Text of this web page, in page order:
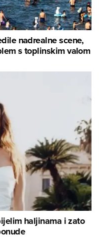
nadrealne scene,
s toplinskim valom
haljinama i zato